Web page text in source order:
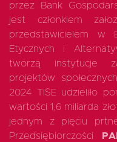
przez Bank
jest członkiem
przedstawicielem w
Etycznych i
tworzą instytucje
projektów
2024 TISE udzieliło
wartości 1,6 miliarda
jednym z pięciu
Przedsiębiorczości